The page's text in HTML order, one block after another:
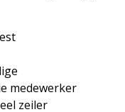
medewerker
zeiler